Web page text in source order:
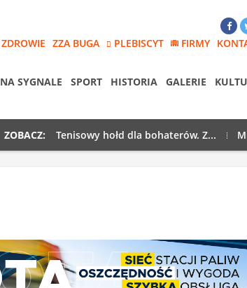
ZDROWIE ZZA BUGA PLEBISCYT FIRMY
NA SYGNALE SPORT HISTORIA GALERIE
ZOBACZ: Tenisowy hołd dla bohaterów. Z...